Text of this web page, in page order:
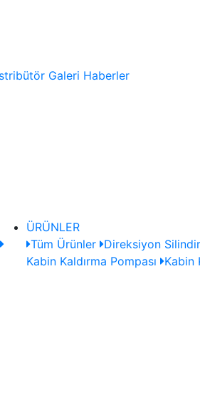
Galeri Haberler
ÜRÜNLER
Tüm Ürünler
Direksiyon
Kabin Kaldırma Pompası
Kabin